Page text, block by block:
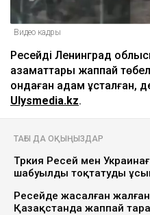
Видео кадры
Ресейдің Ленинград
азаматтары жаппай
ондаған адам ұсталған,
Ulysmedia.kz.
ТАҒЫ ДА ОҚЫҢЫЗДАР
Түркия Ресей мен
шабуылды тоқтатуды
Ресейде жасалған жалған
Қазақстанда жаппай